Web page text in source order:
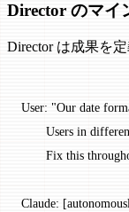
Director のマイ
Director は成果を
User: "Our date
Users in
Fix this
Claude: